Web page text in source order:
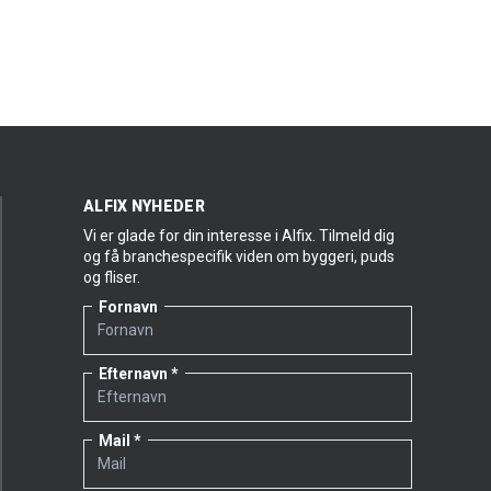
ALFIX NYHEDER
Vi er glade for din interesse i Alfix. Tilmeld dig
og få branchespecifik viden om byggeri, puds
og fliser.
Fornavn
Efternavn
Mail